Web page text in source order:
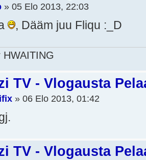
» 05 Elo 2013, 22:03
, Dääm juu Fliqu :_D
TV - Vlogausta
» 06 Elo 2013, 01:42
TV - Vlogausta